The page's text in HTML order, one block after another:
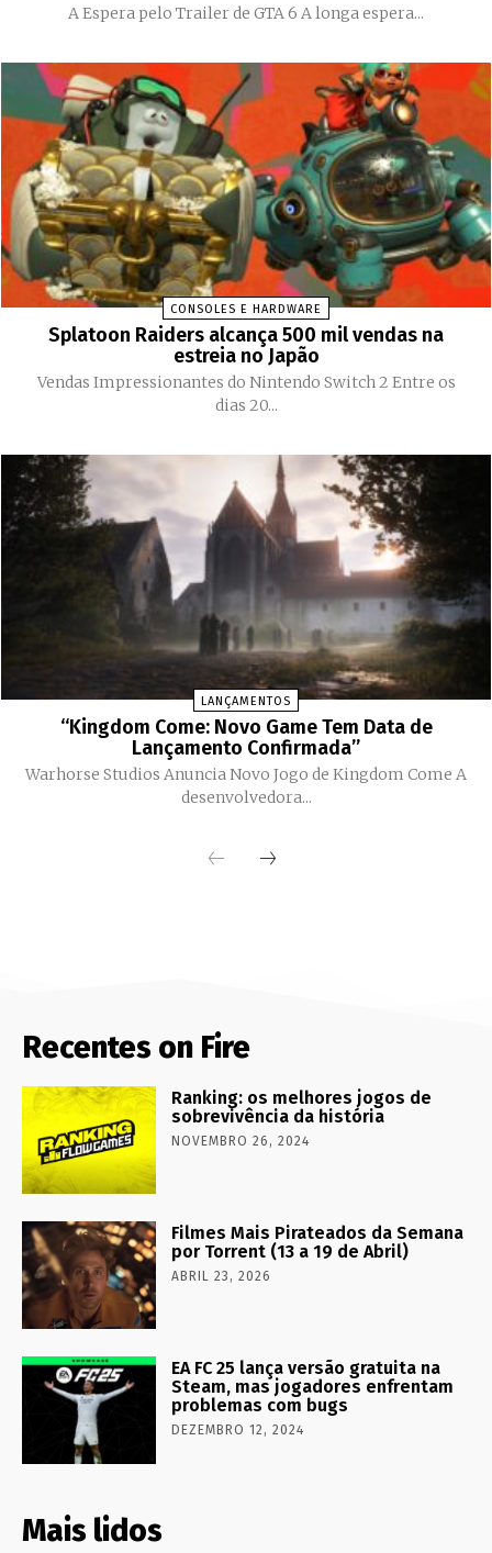
A Espera pelo Trailer de GTA 6 A longa espera...
CONSOLES E HARDWARE
Splatoon Raiders alcança 500 mil vendas na
estreia no Japão
Vendas Impressionantes do Nintendo Switch 2 Entre os
dias 20...
LANÇAMENTOS
“Kingdom Come: Novo Game Tem Data de
Lançamento Confirmada”
Warhorse Studios Anuncia Novo Jogo de Kingdom Come A
desenvolvedora...
Recentes on Fire
Ranking: os melhores jogos de
sobrevivência da história
NOVEMBRO 26, 2024
Filmes Mais Pirateados da Semana
por Torrent (13 a 19 de Abril)
ABRIL 23, 2026
EA FC 25 lança versão gratuita na
Steam, mas jogadores enfrentam
problemas com bugs
DEZEMBRO 12, 2024
Mais lidos